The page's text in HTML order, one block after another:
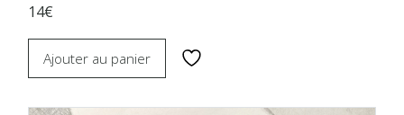
14€
Ajouter au panier